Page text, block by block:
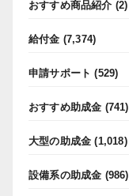
おすすめ商品紹介 (2)
給付金 (7,374)
申請サポート (529)
おすすめ助成金 (741)
大型の助成金 (1,018)
設備系の助成金 (986)